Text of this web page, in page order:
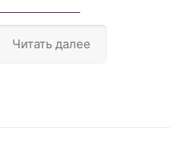
Читать далее